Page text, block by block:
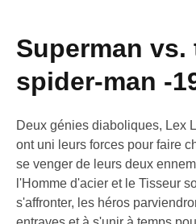
superman vs. the amazing
spider-man -
Deux génies diaboliques, Lex
ont uni leurs forces pour faire
se venger de leurs deux
l'Homme d'acier et le Tisseur
s'affronter, les héros